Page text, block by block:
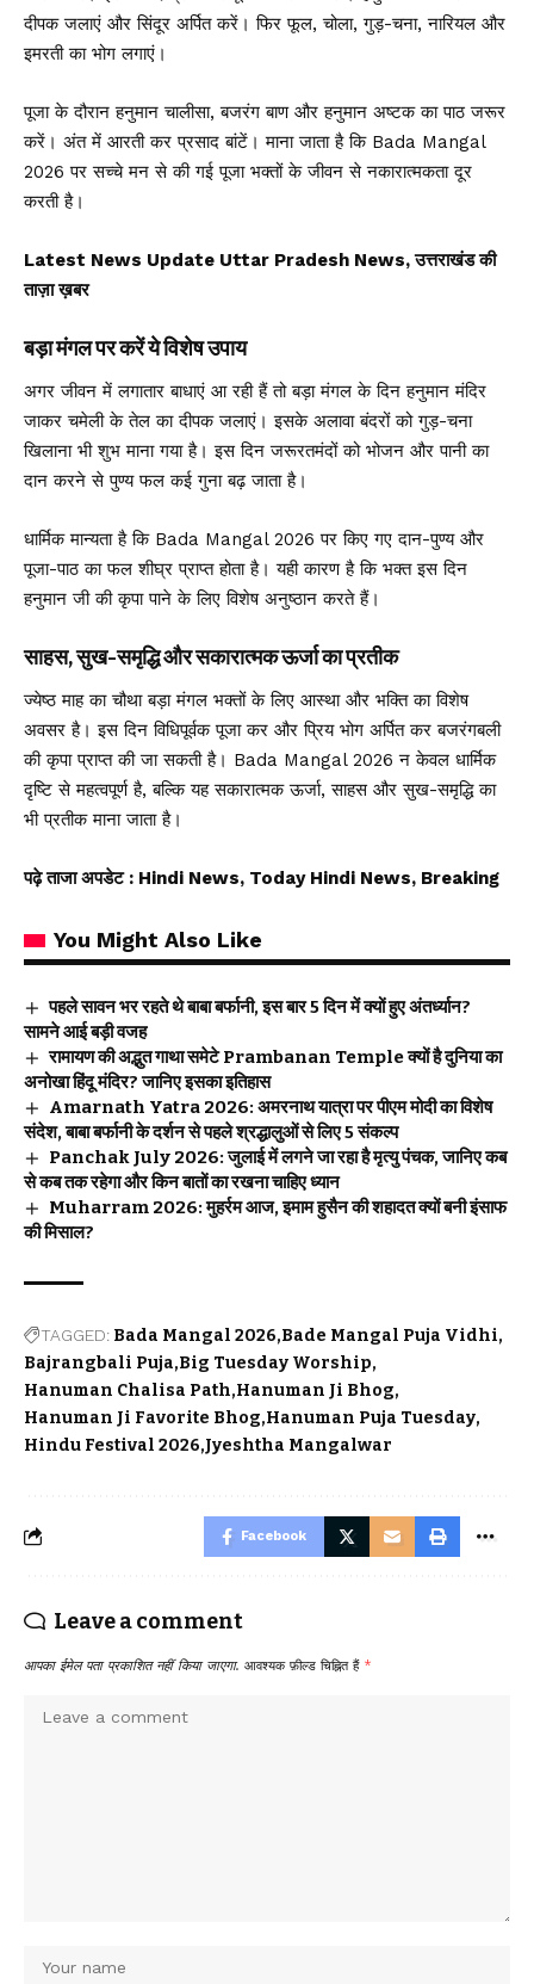
दीपक जलाएं और सिंदूर अर्पित करें। फिर फूल, चोला, गुड़-चना, नारियल और
इमरती का भोग लगाएं।
पूजा के दौरान हनुमान चालीसा, बजरंग बाण और हनुमान अष्टक का पाठ जरूर
करें। अंत में आरती कर प्रसाद बांटें। माना जाता है कि Bada Mangal
2026 पर सच्चे मन से की गई पूजा भक्तों के जीवन से नकारात्मकता दूर
करती है।
Latest News Update Uttar Pradesh News, उत्तराखंड की
ताज़ा ख़बर
बड़ा मंगल पर करें ये विशेष उपाय
अगर जीवन में लगातार बाधाएं आ रही हैं तो बड़ा मंगल के दिन हनुमान मंदिर
जाकर चमेली के तेल का दीपक जलाएं। इसके अलावा बंदरों को गुड़-चना
खिलाना भी शुभ माना गया है। इस दिन जरूरतमंदों को भोजन और पानी का
दान करने से पुण्य फल कई गुना बढ़ जाता है।
धार्मिक मान्यता है कि Bada Mangal 2026 पर किए गए दान-पुण्य और
पूजा-पाठ का फल शीघ्र प्राप्त होता है। यही कारण है कि भक्त इस दिन
हनुमान जी की कृपा पाने के लिए विशेष अनुष्ठान करते हैं।
साहस, सुख-समृद्धि और सकारात्मक ऊर्जा का प्रतीक
ज्येष्ठ माह का चौथा बड़ा मंगल भक्तों के लिए आस्था और भक्ति का विशेष
अवसर है। इस दिन विधिपूर्वक पूजा कर और प्रिय भोग अर्पित कर बजरंगबली
की कृपा प्राप्त की जा सकती है। Bada Mangal 2026 न केवल धार्मिक
दृष्टि से महत्वपूर्ण है, बल्कि यह सकारात्मक ऊर्जा, साहस और सुख-समृद्धि का
भी प्रतीक माना जाता है।
पढ़े ताजा अपडेट : Hindi News, Today Hindi News, Breaking
You Might Also Like
पहले सावन भर रहते थे बाबा बर्फानी, इस बार 5 दिन में क्यों हुए अंतर्ध्यान?
सामने आई बड़ी वजह
रामायण की अद्भुत गाथा समेटे Prambanan Temple क्यों है दुनिया का
अनोखा हिंदू मंदिर? जानिए इसका इतिहास
Amarnath Yatra 2026: अमरनाथ यात्रा पर पीएम मोदी का विशेष
संदेश, बाबा बर्फानी के दर्शन से पहले श्रद्धालुओं से लिए 5 संकल्प
Panchak July 2026: जुलाई में लगने जा रहा है मृत्यु पंचक, जानिए कब
से कब तक रहेगा और किन बातों का रखना चाहिए ध्यान
Muharram 2026: मुहर्रम आज, इमाम हुसैन की शहादत क्यों बनी इंसाफ
की मिसाल?
TAGGED: Bada Mangal 2026 Bade Mangal Puja Vidhi
Bajrangbali Puja Big Tuesday Worship
Hanuman Chalisa Path Hanuman Ji Bhog
Hanuman Ji Favorite Bhog Hanuman Puja Tuesday
Hindu Festival 2026 Jyeshtha Mangalwar
Facebook
Leave a comment
आपका ईमेल पता प्रकाशित नहीं किया जाएगा. आवश्यक फ़ील्ड चिह्नित हैं *